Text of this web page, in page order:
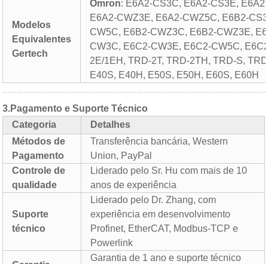
Modelos
Equivalentes
Gertech
Omron: E6A2-CS3C, E6A2-CS3E,
E6A2-CWZ3E, E6A2-CWZ5C, E6B2-
CW5C, E6B2-CWZ3C, E6B2-CWZ3E,
CW3C, E6C2-CW3E, E6C2-CW5C,
2E/1EH, TRD-2T, TRD-2TH, TRD-S,
E40S, E40H, E50S, E50H, E60S, E60H
3.Pagamento e Suporte Técnico
Categoria
Detalhes
Métodos de
Pagamento
Transferência bancária, Western
Union, PayPal
Controle de
qualidade
Liderado pelo Sr. Hu com mais de 10
anos de experiência
Suporte
técnico
Liderado pelo Dr. Zhang, com
experiência em desenvolvimento
Profinet, EtherCAT, Modbus-TCP e
Powerlink
Garantia de 1 ano e suporte técnico